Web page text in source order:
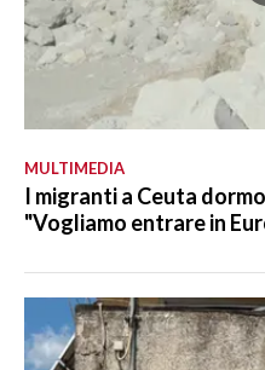
MULTIMEDIA
I migranti a Ceuta
"Vogliamo entrare in